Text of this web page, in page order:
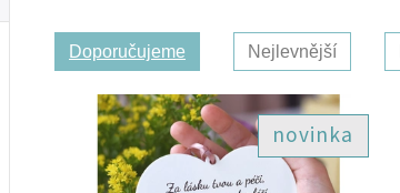
Doporučujeme Nejlevnější
novinka